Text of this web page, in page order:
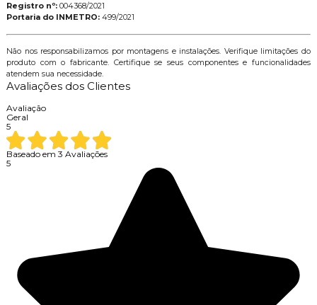
Registro nº:004368/2021
Portaria do INMETRO: 499/2021
Não nos responsabilizamos por montagens e instalações. Verifique limitações do
produto com o fabricante. Certifique se seus componentes e funcionalidades
atendem sua necessidade.
Avaliações dos Clientes
Avaliação
Geral
5
Baseado em 3 Avaliações
5